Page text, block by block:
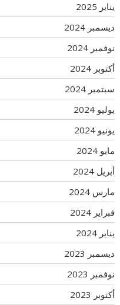
يناير 2025
ديسمبر 2024
نوفمبر 2024
أكتوبر 2024
سبتمبر 2024
يوليو 2024
يونيو 2024
مايو 2024
أبريل 2024
مارس 2024
فبراير 2024
يناير 2024
ديسمبر 2023
نوفمبر 2023
أكتوبر 2023